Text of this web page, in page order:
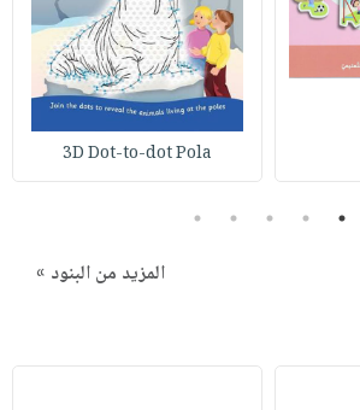
3D Dot-to-dot Pola
1
2
3
4
5
المزيد من البنود »